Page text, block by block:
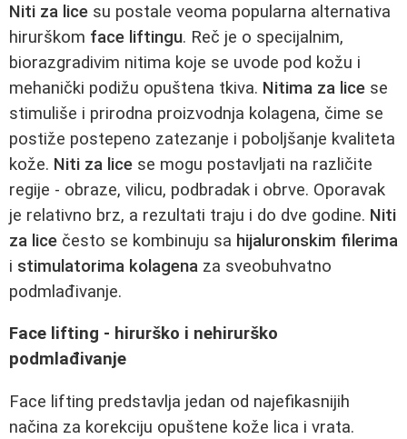
Niti za lice su postale veoma popularna alternativa
hirurškom face liftingu. Reč je o specijalnim,
biorazgradivim nitima koje se uvode pod kožu i
mehanički podižu opuštena tkiva. Nitima za lice se
stimuliše i prirodna proizvodnja kolagena, čime se
postiže postepeno zatezanje i poboljšanje kvaliteta
kože. Niti za lice se mogu postavljati na različite
regije - obraze, vilicu, podbradak i obrve. Oporavak
je relativno brz, a rezultati traju i do dve godine. Niti
za lice često se kombinuju sa hijaluronskim filerima
i stimulatorima kolagena za sveobuhvatno
podmlađivanje.
Face lifting - hirurško i nehirurško
podmlađivanje
Face lifting predstavlja jedan od najefikasnijih
načina za korekciju opuštene kože lica i vrata.